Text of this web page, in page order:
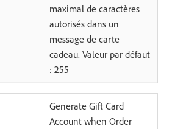
maximal de caractères
autorisés dans un
message de carte
cadeau. Valeur par défaut
: 255
Generate Gift Card
Account when Order